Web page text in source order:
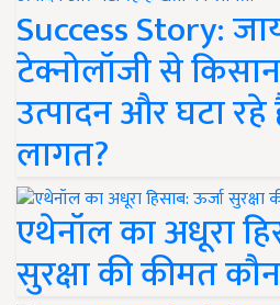
Success Story:
टेक्नोलॉजी से
उत्पादन और घटा
लागत?
एथेनॉल का अधूरा
सुरक्षा की कीमत